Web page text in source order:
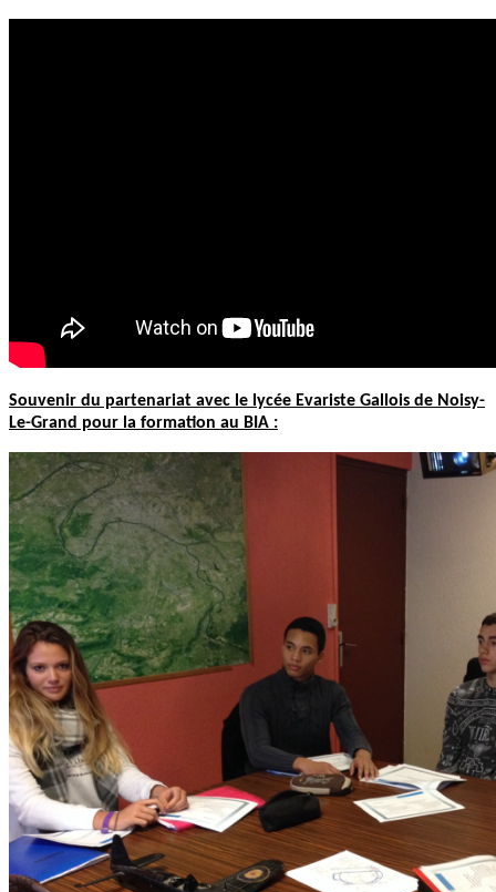
Souvenir du partenariat avec le lycée Evariste Gallois de Noisy-
Le-Grand pour la formation au BIA :